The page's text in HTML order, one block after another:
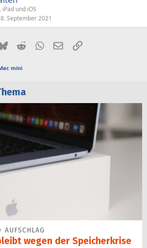
iPad und iOS
8. September 2021
BlueskyRedditWhatsApp
E-MailLink
mini
wegen der Speicherkrise